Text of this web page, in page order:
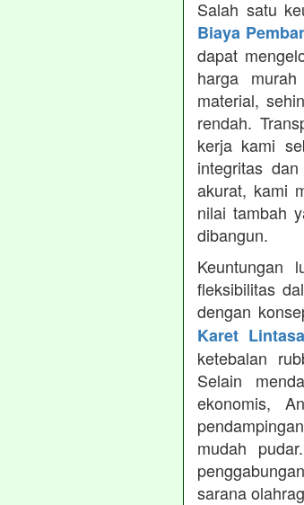
Salah satu
Biaya
dapat
harga
material,
rendah.
kerja kami
integritas
akurat, kami
nilai tambah
dibangun.
Keuntungan
fleksibilitas
dengan
Karet
ketebalan
Selain
ekonomis,
mudah
sarana